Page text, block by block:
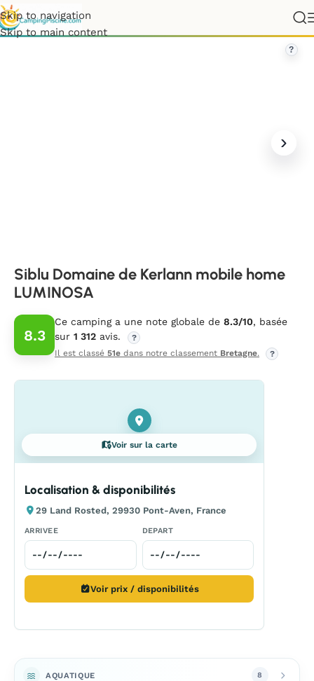
Skip to navigation
Skip to main content
»Siblu Domaine de Kerlann mobile home LUMINOSA
?
Siblu Domaine de Kerlann mobile home
LUMINOSA
8.3
Ce camping a une note globale de 8.3/10, basée
sur 1 312 avis.
?
Il est classé 51e dans notre classement Bretagne. ?
Voir sur la carte
Localisation & disponibilités
29 Land Rosted, 29930 Pont-Aven, France
ARRIVEE DEPART
Voir prix / disponibilités
AQUATIQUE 8